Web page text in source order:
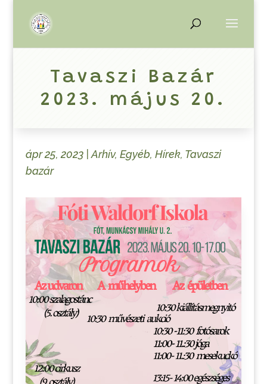
Tavaszi Bazár
2023. május 20.
ápr 25, 2023| Arhív, Egyéb, Hírek, Tavaszi
bazár